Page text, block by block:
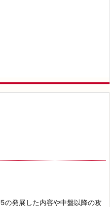
の発展した内容や中盤以降の攻